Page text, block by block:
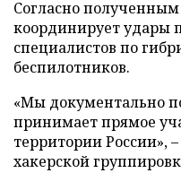
Согласно
координирует удары
специалистов по
беспилотников.
«Мы документально
принимает прямое
территории России»,
хакерской